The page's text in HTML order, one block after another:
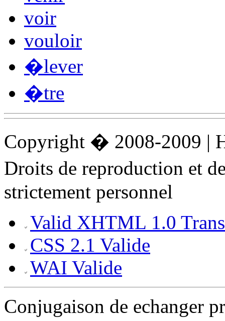
voir
vouloir
�lever
�tre
Copyright � 2008-2009 |
Droits de reproduction et
strictement personnel
Valid XHTML 1.0
CSS 2.1 Valide
WAI Valide
Conjugaison de